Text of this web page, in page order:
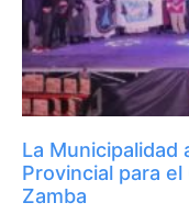
La Municipalidad
Provincial para
Zamba